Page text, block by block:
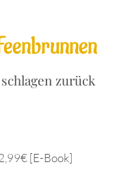
zurück
[E-Book]